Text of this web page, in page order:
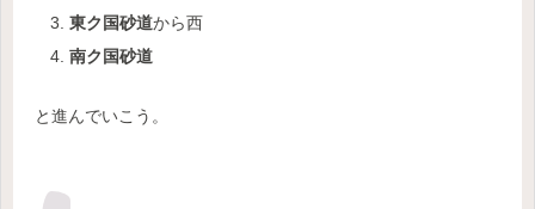
東ク国砂道から西
南ク国砂道
と進んでいこう。